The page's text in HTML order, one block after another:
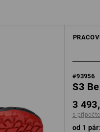
#93956
S3
3
s
od 1 pár: